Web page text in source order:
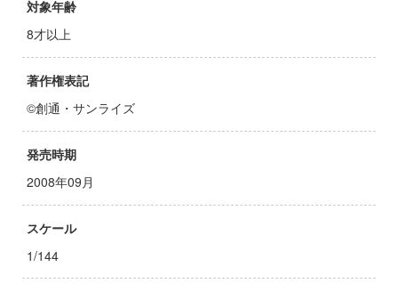
対象年齢
8才以上
著作権表記
©創通・サンライズ
発売時期
2008年09月
スケール
1/144
借りします
告らせたい？～天才たちの恋愛頭脳戦
ットマンREBORN!
ラグナー
の許嫁
ャパン
ム・トイ
プメニュー
ガイド
わせ